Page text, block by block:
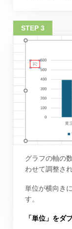
グラフの軸の
わせて調整さ
単位が横向き
す。
「単位」をダ